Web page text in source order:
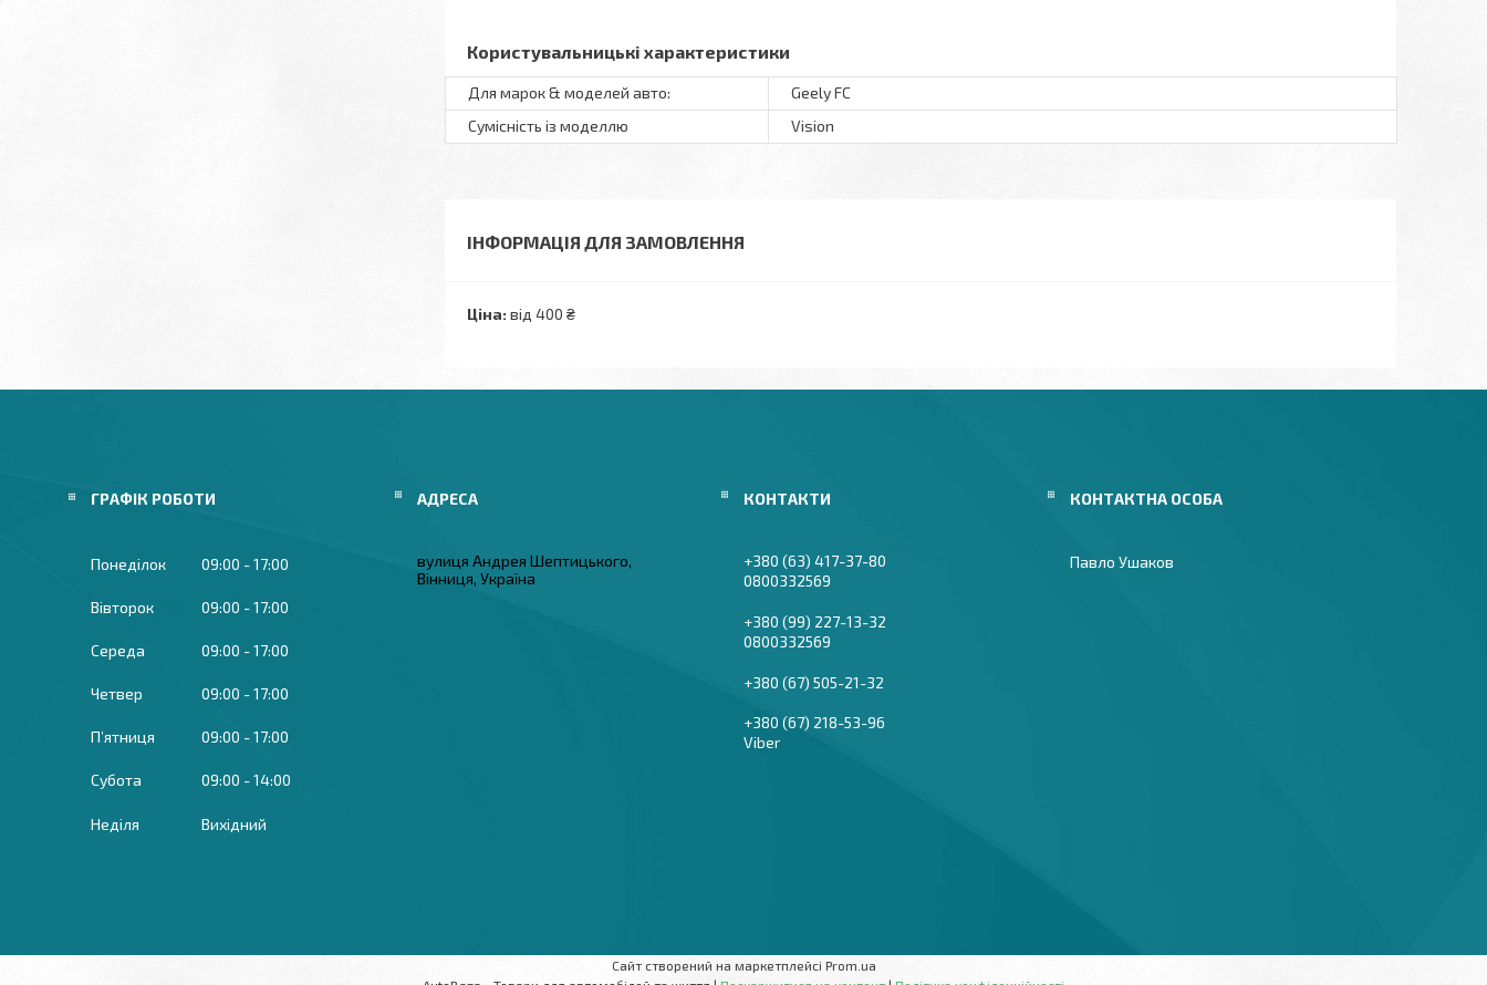
Користувальницькі характеристики
Для марок & моделей авто:
Geely FC
Сумісність із моделлю
Vision
ІНФОРМАЦІЯ ДЛЯ ЗАМОВЛЕННЯ
Ціна: від 400 ₴
ГРАФІК РОБОТИ
Понеділок 09:00 17:00
Вівторок 09:00 17:00
Середа 09:00 17:00
Четвер 09:00 17:00
Пʼятниця 09:00 17:00
Субота 09:00 14:00
Неділя Вихідний
вулиця Андрея Шептицького,
Вінниця, Україна
+380 (63) 417-37-80
0800332569
+380 (99) 227-13-32
0800332569
+380 (67) 505-21-32
+380 (67) 218-53-96
Viber
Павло Ушаков
Сайт створений на маркетплейсі Prom.ua